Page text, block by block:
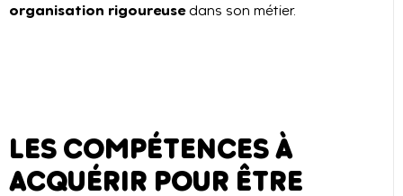
organisation rigoureusedans son métier.
LES COMPÉTENCES À
ACQUÉRIR POUR ÊTRE